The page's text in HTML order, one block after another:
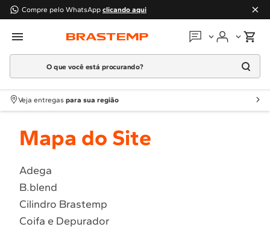
Compre pelo WhatsApp clicando aqui
Em que podemos
Atendimento Brastemp
O que você está procurando?
Termos mais buscados
1º Geladeira
2
Fogao
4 º Lava Louça
5 º Cooktop
6º Microondas Brastemp
7º Forno
Veja entregas para sua região
Mapa do Site
Adega
B.blend
Cilindro Brastemp
Coifa e Depurador